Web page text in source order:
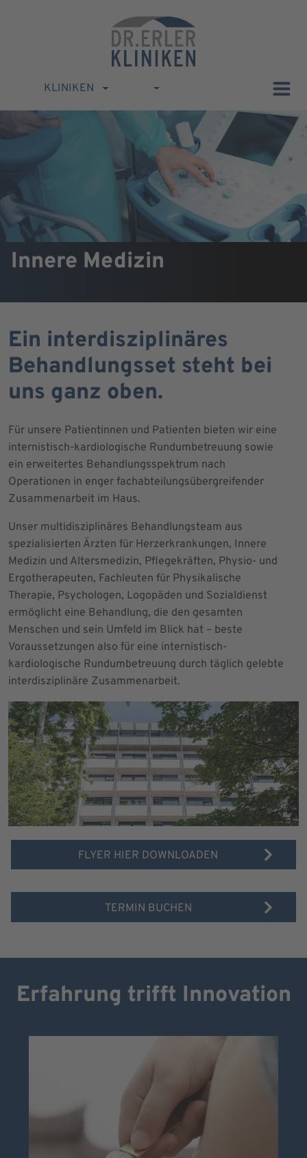
KLINIKEN
Innere Medizin
Ein interdisziplinäres
Behandlungsset steht bei
uns ganz oben.
Für unsere Patientinnen und Patienten bieten wir eine
internistisch-kardiologische Rundumbetreuung sowie
ein erweitertes Behandlungsspektrum nach
Operationen in enger fachabteilungsübergreifender
Zusammenarbeit im Haus.
Unser multidisziplinäres Behandlungsteam aus
spezialisierten Ärzten für Herzerkrankungen, Innere
Medizin und Altersmedizin, Pflegekräften, Physio- und
Ergotherapeuten, Fachleuten für Physikalische
Therapie, Psychologen, Logopäden und Sozialdienst
ermöglicht eine Behandlung, die den gesamten
Menschen und sein Umfeld im Blick hat – beste
Voraussetzungen also für eine internistisch-
kardiologische Rundumbetreuung durch täglich gelebte
interdisziplinäre Zusammenarbeit.
FLYER HIER DOWNLOADEN
TERMIN BUCHEN
Erfahrung trifft Innovation